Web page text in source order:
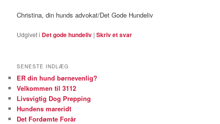
Christina, din hunds advokat/Det Gode Hundeliv
Udgivet i Det gode hundeliv |Skriv et svar
SENESTE INDLÆG
ER din hund børnevenlig?
Velkommen til 3112
Livsvigtig Dog Prepping
Hundens mareridt
Det Fordømte Forår